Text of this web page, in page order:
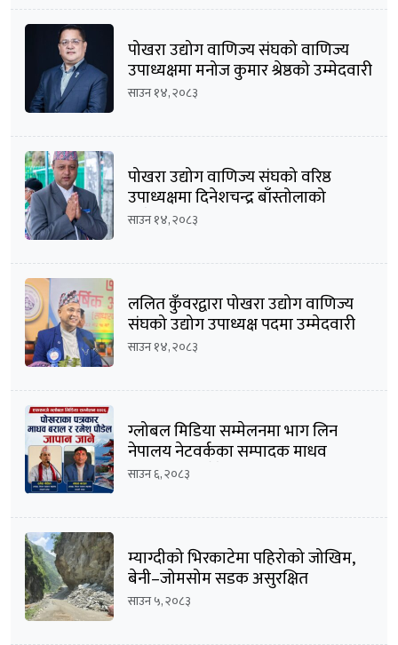
पोखरा उद्योग वाणिज्य संघको वाणिज्य
उपाध्यक्षमा मनोज कुमार श्रेष्ठको उम्मेदवारी
घोषणा
साउन १४, २०८३
पोखरा उद्योग वाणिज्य संघको वरिष्ठ
उपाध्यक्षमा दिनेशचन्द्र बाँस्तोलाको
उम्मेदवारी घोषणा
साउन १४, २०८३
ललित कुँवरद्वारा पोखरा उद्योग वाणिज्य
संघको उद्योग उपाध्यक्ष पदमा उम्मेदवारी
घोषणा
साउन १४, २०८३
ग्लोबल मिडिया सम्मेलनमा भाग लिन
नेपालय नेटवर्कका सम्पादक माधव
बराल सहित पौडेल जापान प्रस्थान
साउन ६, २०८३
म्याग्दीको भिरकाटेमा पहिरोको जोखिम,
बेनी–जोमसोम सडक असुरक्षित
साउन ५, २०८३